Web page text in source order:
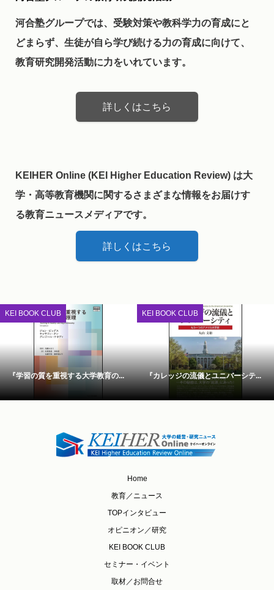
河合塾グループでは、受験対策や教科学力の育成にと
どまらず、生徒が自ら学び続ける力の育成に向けて、
教育研究開発活動に力をいれています。
詳しくはこちら
KEIHER Online (KEI Higher Education Review) は大
学・高等教育機関に関するさまざまな情報をお届けす
る教育ニュースメディアです。
詳しくはこちら
KEI BOOK CLUB
『学習の質を重視する大学教育の...
KEI BOOK CLUB
『カレッジの流儀とユニバーシテ...
Home
教育／ニュース
TOPインタビュー
オピニオン／研究
KEI BOOK CLUB
セミナー・イベント
取材／お問合せ